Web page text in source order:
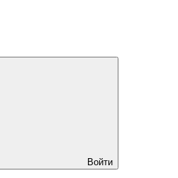
Войти